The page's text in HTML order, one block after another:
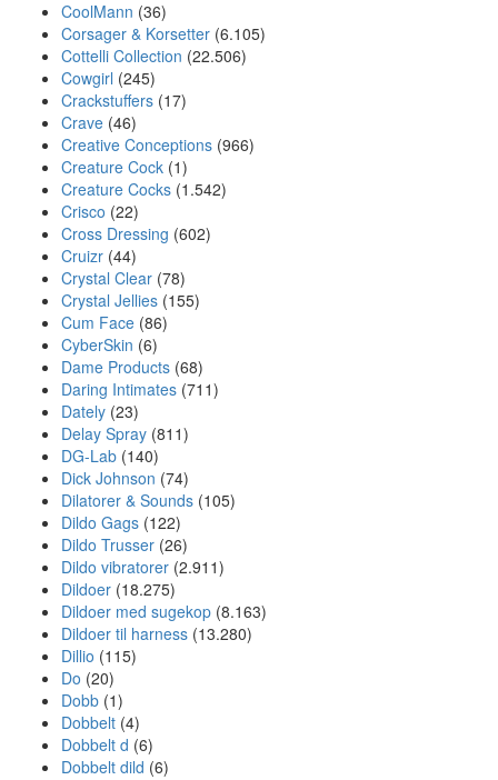
CoolMann (36)
Corsager & Korsetter (6.105)
Cottelli Collection (22.506)
Cowgirl (245)
Crackstuffers (17)
Crave (46)
Creative Conceptions (966)
Creature Cock (1)
Creature Cocks (1.542)
Crisco (22)
Cross Dressing (602)
Cruizr (44)
Crystal Clear (78)
Crystal Jellies (155)
Cum Face (86)
CyberSkin (6)
Dame Products (68)
Daring Intimates (711)
Dately (23)
Delay Spray (811)
DG-Lab (140)
Dick Johnson (74)
Dilatorer & Sounds (105)
Dildo Gags (122)
Dildo Trusser (26)
Dildo vibratorer (2.911)
Dildoer (18.275)
Dildoer med sugekop (8.163)
Dildoer til harness (13.280)
Dillio (115)
Do (20)
Dobb (1)
Dobbelt (4)
Dobbelt d (6)
Dobbelt dild (6)